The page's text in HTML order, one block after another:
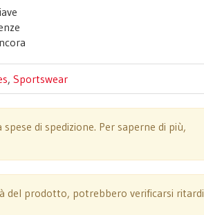
, Sportswear
di spedizione. Per saperne di più,
del prodotto, potrebbero verificarsi ritardi